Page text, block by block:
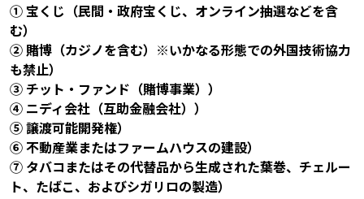
① 宝くじ（民間・政府宝くじ、オンライン抽選などを含
む）
② 賭博（カジノを含む）※いかなる形態での外国技術協力
も禁止）
③ チット・ファンド（賭博事業））
④ ニディ会社（互助金融会社））
⑤ 譲渡可能開発権）
⑥ 不動産業またはファームハウスの建設）
⑦ タバコまたはその代替品から生成された葉巻、チェルー
ト、たばこ、およびシガリロの製造）